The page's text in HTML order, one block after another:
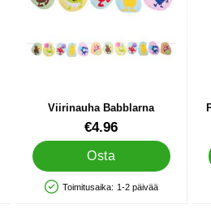
Viirinauha Babblarna
Tuote.nro 45343€4.96
Osta
Saatavuus: Varastossa
Toimitusaika: 1-2 päivää